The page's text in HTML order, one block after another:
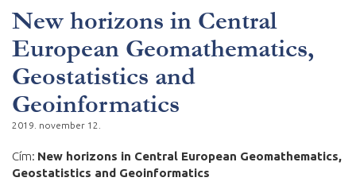
New horizons in Central
European Geomathematics,
Geostatistics and
Geoinformatics
2019. november 12.
Cím: New horizons in Central European Geomathematics,
Geostatistics and Geoinformatics